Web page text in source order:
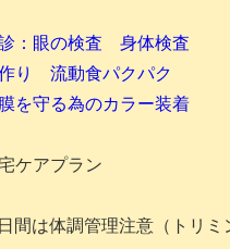
：眼の検査 身体検査
り 流動食パクパク
を守る為のカラー装着
ケアプラン
間は体調管理注意（トリミ